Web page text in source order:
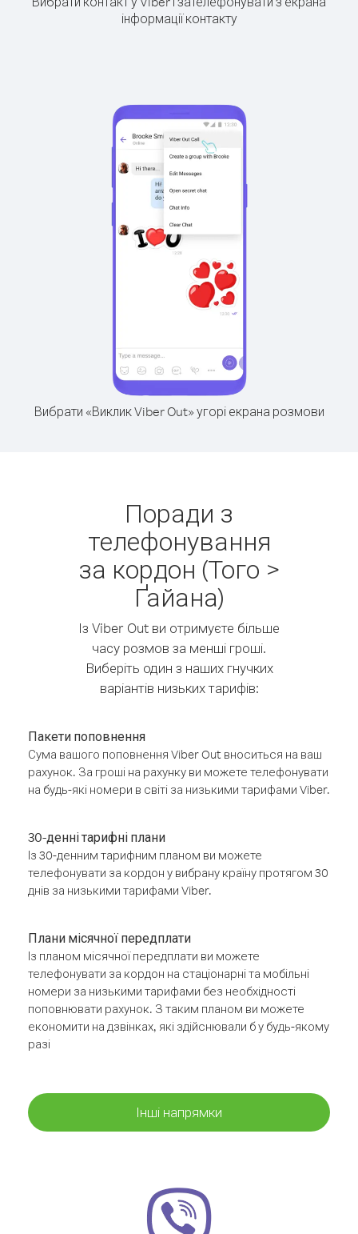
інформації контакту
Вибрати «Виклик Viber Out» угорі екрана розмови
Поради з
телефонування
за кордон (Того >
Ґайана)
Із Viber Out ви отримуєте більше
часу розмов за менші гроші.
Виберіть один з наших гнучких
варіантів низьких тарифів:
Пакети поповнення
Сума вашого поповнення Viber Out вноситься на ваш
рахунок. За гроші на рахунку ви можете телефонувати
на будь-які номери в світі за низькими тарифами Viber.
30-денні тарифні плани
Із 30-денним тарифним планом ви можете
телефонувати за кордон у вибрану країну протягом 30
днів за низькими тарифами Viber.
Плани місячної передплати
Із планом місячної передплати ви можете
телефонувати за кордон на стаціонарні та мобільні
номери за низькими тарифами без необхідності
поповнювати рахунок. З таким планом ви можете
економити на дзвінках, які здійснювали б у будь-якому
разі
Інші напрямки